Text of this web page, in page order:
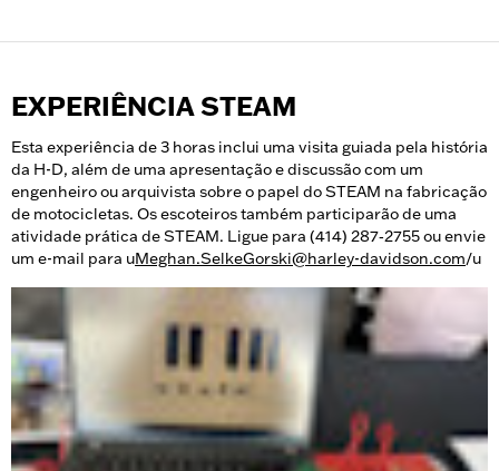
EXPERIÊNCIA STEAM
Esta experiência de 3 horas inclui uma visita guiada pela história
da H-D, além de uma apresentação e discussão com um
engenheiro ou arquivista sobre o papel do STEAM na fabricação
de motocicletas. Os escoteiros também participarão de uma
atividade prática de STEAM. Ligue para (414) 287‑2755 ou envie
um e-mail para uMeghan.SelkeGorski@harley-davidson.com/u